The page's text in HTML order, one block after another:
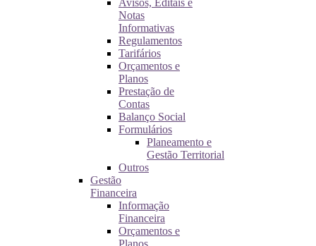
Avisos, Editais e
Notas
Informativas
Regulamentos
Tarifários
Orçamentos e
Planos
Prestação de
Contas
Balanço Social
Formulários
Planeamento e
Gestão Territorial
Outros
Gestão
Financeira
Informação
Financeira
Orçamentos e
Planos